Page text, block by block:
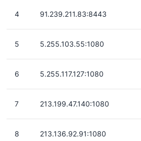
4 91.239.211.83:8443
5 5.255.103.55:1080
6 5.255.117.127:1080
7 213.199.47.140:1080
8 213.136.92.91:1080